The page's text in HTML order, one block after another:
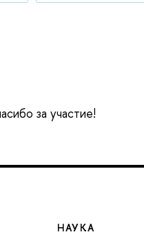
за участие!
НАУКА